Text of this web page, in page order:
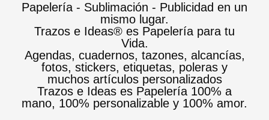
Papelería - Sublimación - Publicidad en un
mismo lugar.
Trazos e Ideas® es Papelería para tu
Vida.
Agendas, cuadernos, tazones, alcancías,
fotos, stickers, etiquetas, poleras y
muchos artículos personalizados
Trazos e Ideas es Papelería 100% a
mano, 100% personalizable y 100% amor.